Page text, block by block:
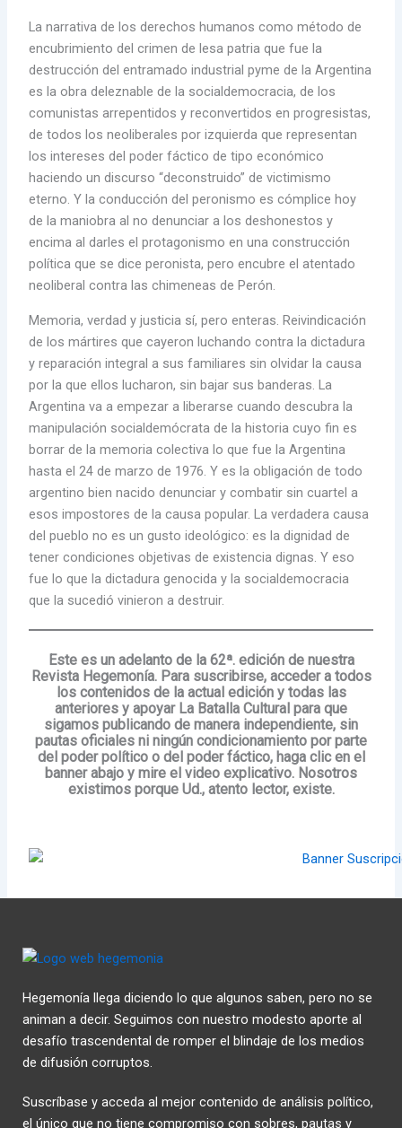
La narrativa de los derechos humanos como método de
encubrimiento del crimen de lesa patria que fue la
destrucción del entramado industrial pyme de la Argentina
es la obra deleznable de la socialdemocracia, de los
comunistas arrepentidos y reconvertidos en progresistas,
de todos los neoliberales por izquierda que representan
los intereses del poder fáctico de tipo económico
haciendo un discurso “deconstruido” de victimismo
eterno. Y la conducción del peronismo es cómplice hoy
de la maniobra al no denunciar a los deshonestos y
encima al darles el protagonismo en una construcción
política que se dice peronista, pero encubre el atentado
neoliberal contra las chimeneas de Perón.
Memoria, verdad y justicia sí, pero enteras. Reivindicación
de los mártires que cayeron luchando contra la dictadura
y reparación integral a sus familiares sin olvidar la causa
por la que ellos lucharon, sin bajar sus banderas. La
Argentina va a empezar a liberarse cuando descubra la
manipulación socialdemócrata de la historia cuyo fin es
borrar de la memoria colectiva lo que fue la Argentina
hasta el 24 de marzo de 1976. Y es la obligación de todo
argentino bien nacido denunciar y combatir sin cuartel a
esos impostores de la causa popular. La verdadera causa
del pueblo no es un gusto ideológico: es la dignidad de
tener condiciones objetivas de existencia dignas. Y eso
fue lo que la dictadura genocida y la socialdemocracia
que la sucedió vinieron a destruir.
Este es un adelanto de la 62ª. edición de nuestra
Revista Hegemonía. Para suscribirse, acceder a todos
los contenidos de la actual edición y todas las
anteriores y apoyar La Batalla Cultural para que
sigamos publicando de manera independiente, sin
pautas oficiales ni ningún condicionamiento por parte
del poder político o del poder fáctico, haga clic en el
banner abajo y mire el video explicativo. Nosotros
existimos porque Ud., atento lector, existe.
Hegemonía llega diciendo lo que algunos saben, pero no se
animan a decir. Seguimos con nuestro modesto aporte al
desafío trascendental de romper el blindaje de los medios
de difusión corruptos.
Suscríbase y acceda al mejor contenido de análisis político,
el único que no tiene compromiso con sobres, pautas y